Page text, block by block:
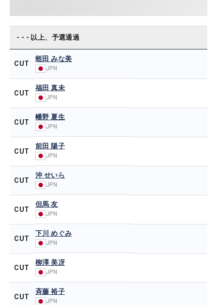
- - - 以上、予選通過
CUT
蛭田 みな美
JPN
CUT
福田 真未
JPN
CUT
幡野 夏生
JPN
CUT
前田 陽子
JPN
CUT
沖 せいら
JPN
CUT
但馬 友
JPN
CUT
下川 めぐみ
JPN
CUT
柳澤 美冴
JPN
CUT
斉藤 裕子
JPN